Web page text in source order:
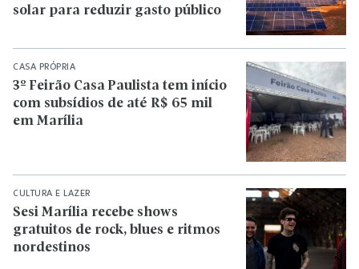
solar para reduzir gasto público
CASA PRÓPRIA
3º Feirão Casa Paulista tem início
com subsídios de até R$ 65 mil
em Marília
CULTURA E LAZER
Sesi Marília recebe shows
gratuitos de rock, blues e ritmos
nordestinos